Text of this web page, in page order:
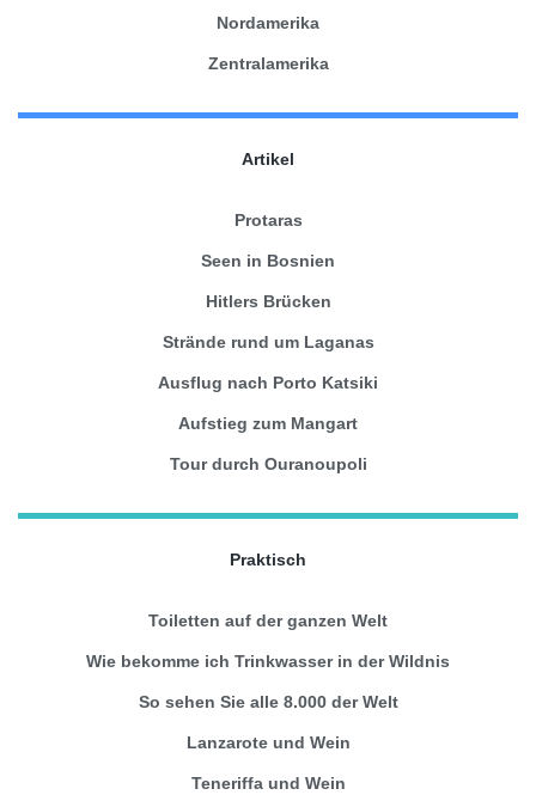
Nordamerika
Zentralamerika
Artikel
Protaras
Seen in Bosnien
Hitlers Brücken
Strände rund um Laganas
Ausflug nach Porto Katsiki
Aufstieg zum Mangart
Tour durch Ouranoupoli
Praktisch
Toiletten auf der ganzen Welt
Wie bekomme ich Trinkwasser in der Wildnis
So sehen Sie alle 8.000 der Welt
Lanzarote und Wein
Teneriffa und Wein